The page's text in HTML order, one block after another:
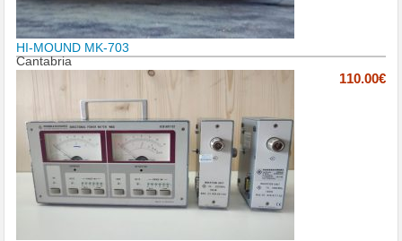
HI-MOUND MK-703
Cantabria
110.00€